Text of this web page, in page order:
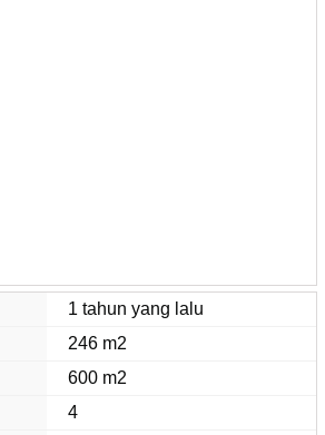
1 tahun yang lalu
246 m2
600 m2
4